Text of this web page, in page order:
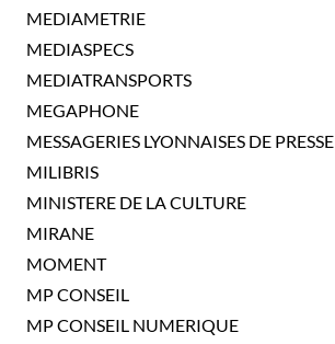
MEDIAMETRIE
MEDIASPECS
MEDIATRANSPORTS
MEGAPHONE
MESSAGERIES LYONNAISES DE PRESSE
MILIBRIS
MINISTERE DE LA CULTURE
MIRANE
MOMENT
MP CONSEIL
MP CONSEIL NUMERIQUE